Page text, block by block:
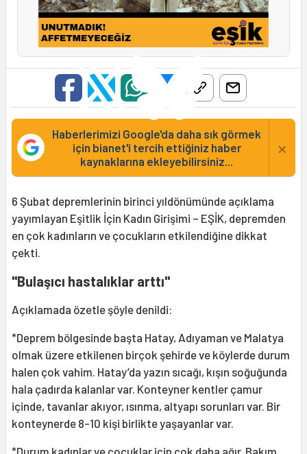
Haberlerimizi Google'da daha sık görmek
için bianet'i tercih ettiğiniz haber
kaynaklarına ekleyebilirsiniz...
×
6 Şubat depremlerinin birinci yıldönümünde açıklama
yayımlayan Eşitlik İçin Kadın Girişimi – EŞİK, depremden
en çok kadınların ve çocukların etkilendiğine dikkat
çekti.
"Bulaşıcı hastalıklar arttı"
Açıklamada özetle şöyle denildi:
*Deprem bölgesinde başta Hatay, Adıyaman ve Malatya
olmak üzere etkilenen birçok şehirde ve köylerde durum
halen çok vahim. Hatay’da yazın sıcağı, kışın soğuğunda
hala çadırda kalanlar var. Konteyner kentler çamur
içinde, tavanlar akıyor, ısınma, altyapı sorunları var. Bir
konteynerde 8-10 kişi birlikte yaşayanlar var.
*Durum kadınlar ve çocuklar için çok daha ağır. Bakım